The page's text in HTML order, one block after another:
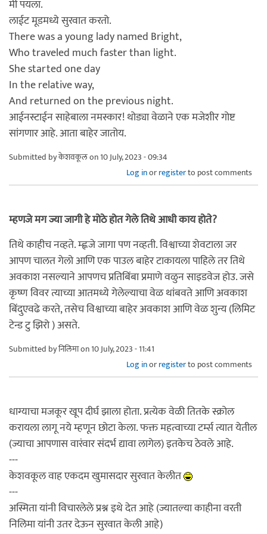
मी पयला.
लाईट मूडमध्ये सुरवात करतो.
There was a young lady named Bright,
Who traveled much faster than light.
She started one day
In the relative way,
And returned on the previous night.
आईनस्टाईन साहेबाला नमस्कार! थोड्या वेळाने एक मजेशीर गोष्ट
सांगणार आहे. आता बाहेर जातोय.
Submitted byकेशवकूलon 10 July, 2023 - 09:34
Log inorregisterto post comments
म्हणजे मग ज्या जागी हे मोठे होत गेले तिथे आधी काय होते?
तिथे काहीच नव्हते. म्ह्णजे जागा पण नव्हती. विश्वाच्या शेवटाला जर
आपण चालत गेलो आणि एक पाउल बाहेर टाकायला पाहिले तर तिथे
अवकाश नसल्याने आपणच प्रतिबिंबा प्रमाणे वळुन साइडवेज होउ. जसे
कृष्ण विवर त्याच्या आतमध्ये गेलेल्याचा वेळ थांबवते आणि अवकाश
बिंदुएवढे करते, तसेच विश्वाच्या बाहेर अवकाश आणि वेळ शुन्य (लिमिट
टेन्ड टु झिरो ) असते.
Submitted byनिलिमाon 10 July, 2023 - 11:41
Log inorregisterto post comments
धाग्याचा मजकूर खूप दीर्घ झाला होता. प्रत्येक वेळी तितके स्क्रोल
करायला लागू नये म्हणून छोटा केला. फक्त महत्वाच्या टर्म्स त्यात येतील
(ज्याचा आपणास वारंवार संदर्भ द्यावा लागेल) इतकेच ठेवले आहे.
---
केशवकूल वाह एकदम खुमासदार सुरवात केलीत
---
अस्मिता यांनी विचारलेले प्रश्न इथे देत आहे (ज्यातल्या काहीना वरती
निलिमा यांनी उतर देऊन सुरवात केली आहे)